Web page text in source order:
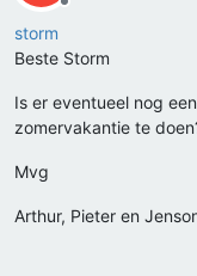
Offline
storm
Beste Storm
Is er eventueel nog
zomervakantie te
Mvg
Arthur, Pieter en